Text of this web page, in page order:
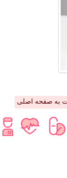
به صفحه اصلی